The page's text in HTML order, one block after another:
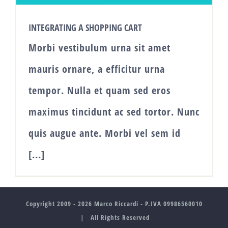
INTEGRATING A SHOPPING CART
Morbi vestibulum urna sit amet
mauris ornare, a efficitur urna
tempor. Nulla et quam sed eros
maximus tincidunt ac sed tortor. Nunc
quis augue ante. Morbi vel sem id
[...]
Copyright 2009 - 2026 Marco Riccardi - P.IVA 09986560010
| All Rights Reserved